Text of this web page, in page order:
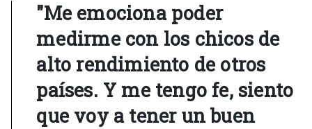
"Me emociona poder
medirme con los chicos de
alto rendimiento de otros
países. Y me tengo fe, siento
que voy a tener un buen